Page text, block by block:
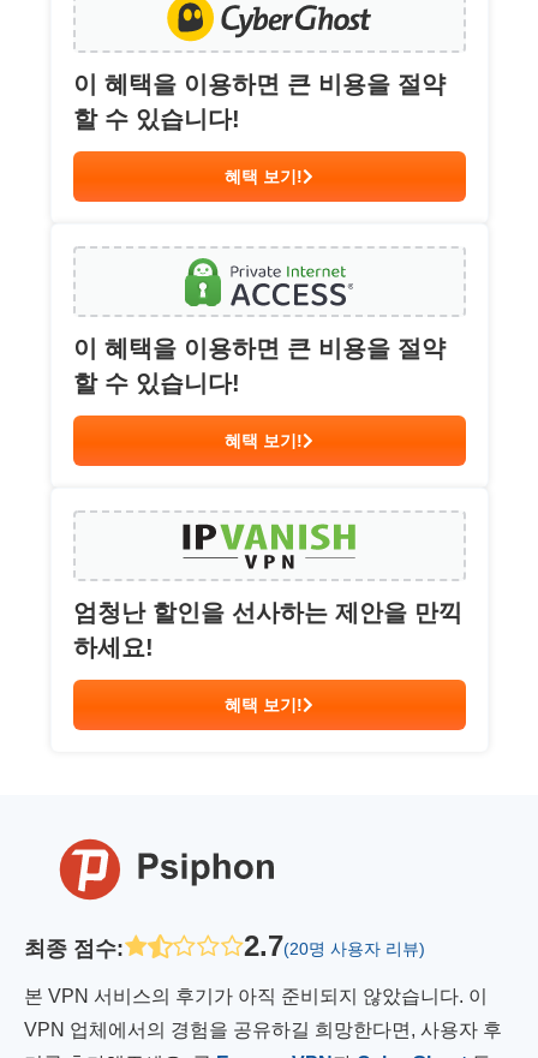
이 혜택을 이용하면 큰 비용을 절약
할 수 있습니다!
혜택 보기!
이 혜택을 이용하면 큰 비용을 절약
할 수 있습니다!
혜택 보기!
엄청난 할인을 선사하는 제안을 만끽
하세요!
혜택 보기!
최종 점수: 2.7(20명 사용자 리뷰)
본 VPN 서비스의 후기가 아직 준비되지 않았습니다. 이
VPN 업체에서의 경험을 공유하길 희망한다면, 사용자 후